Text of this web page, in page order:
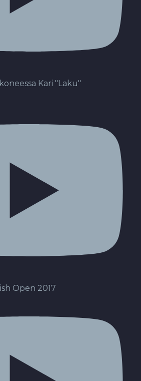
Kari "Laku"
Open 2017